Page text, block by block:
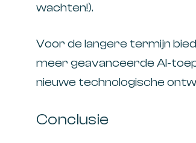
wachten!).
Voor de langere termijn
meer geavanceerde AI-
nieuwe technologische
Conclusie